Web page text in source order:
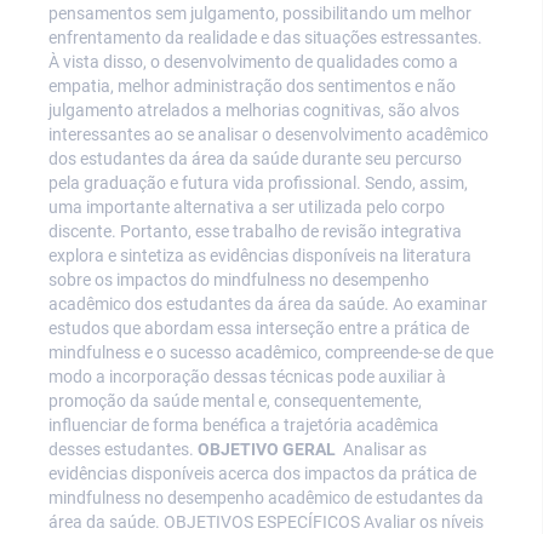
pensamentos sem julgamento, possibilitando um melhor
enfrentamento da realidade e das situações estressantes.
À vista disso, o desenvolvimento de qualidades como a
empatia, melhor administração dos sentimentos e não
julgamento atrelados a melhorias cognitivas, são alvos
interessantes ao se analisar o desenvolvimento acadêmico
dos estudantes da área da saúde durante seu percurso
pela graduação e futura vida profissional. Sendo, assim,
uma importante alternativa a ser utilizada pelo corpo
discente. Portanto, esse trabalho de revisão integrativa
explora e sintetiza as evidências disponíveis na literatura
sobre os impactos do mindfulness no desempenho
acadêmico dos estudantes da área da saúde. Ao examinar
estudos que abordam essa interseção entre a prática de
mindfulness e o sucesso acadêmico, compreende-se de que
modo a incorporação dessas técnicas pode auxiliar à
promoção da saúde mental e, consequentemente,
influenciar de forma benéfica a trajetória acadêmica
desses estudantes. OBJETIVO GERAL Analisar as
evidências disponíveis acerca dos impactos da prática de
mindfulness no desempenho acadêmico de estudantes da
área da saúde. OBJETIVOS ESPECÍFICOS Avaliar os níveis